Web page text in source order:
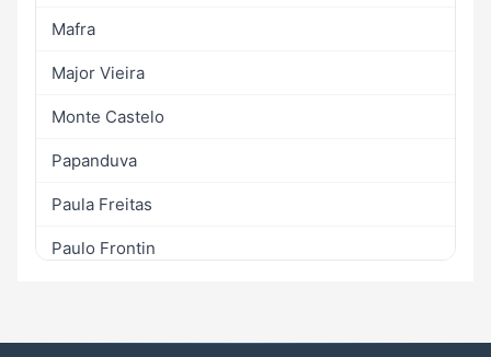
Mafra
Major Vieira
Monte Castelo
Papanduva
Paula Freitas
Paulo Frontin